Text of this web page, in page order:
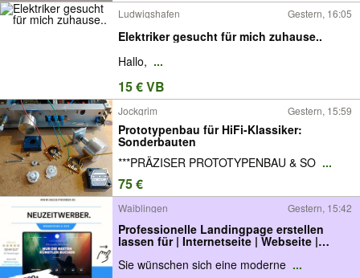
Ludwigshafen Gestern, 16:05
Elektriker gesucht für mich zuhause..
Hallo, ...
15 € VB
Jockgrim Gestern, 15:59
Prototypenbau für HiFi-Klassiker:
Sonderbauten
***PRÄZISER PROTOTYPENBAU & SO ...
75 €
Waiblingen Gestern, 15:42
Professionelle Landingpage erstellen
lassen für | Internetseite | Webseite |
Homepage | Website | Webdesign |
WordPress | SEO
Sie wünschen sich eine moderne ...